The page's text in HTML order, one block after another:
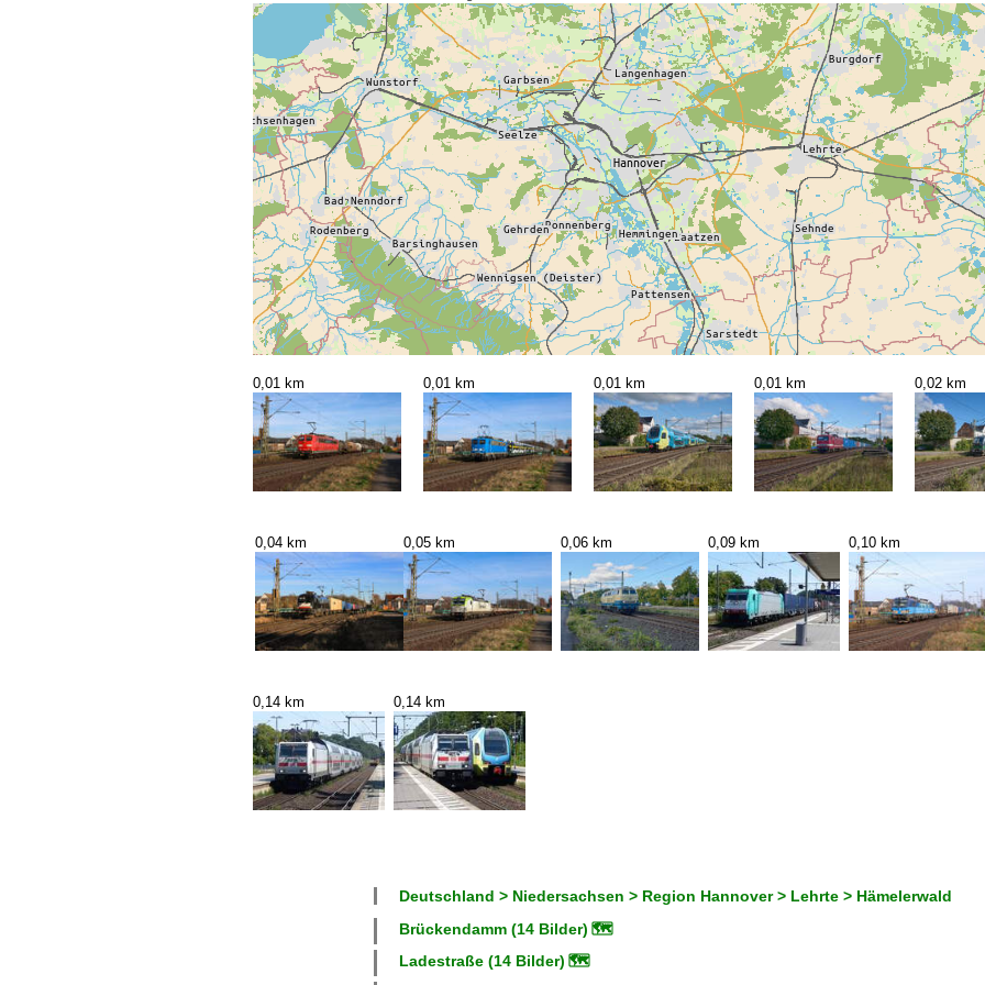
0,01 km 0,01 km 0,01 km 0,01 km 0,02 km
0,04 km 0,05 km 0,06 km 0,09 km 0,10 km
0,14 km 0,14 km
Deutschland > Niedersachsen > Region Hannover > Lehrte > Hämelerwald
Brückendamm (14 Bilder) 🗺
Ladestraße (14 Bilder) 🗺